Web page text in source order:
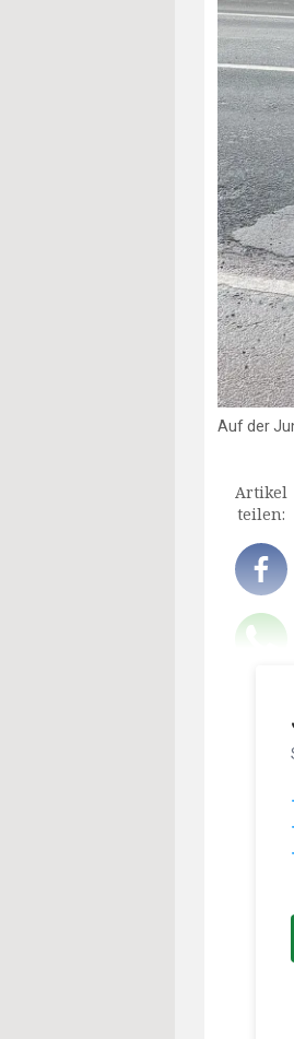
Auf der
Artikel
teilen: